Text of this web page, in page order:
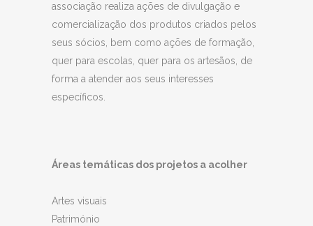
associação realiza ações de divulgação e
comercialização dos produtos criados pelos
seus sócios, bem como ações de formação,
quer para escolas, quer para os artesãos, de
forma a atender aos seus interesses
específicos.
Áreas temáticas dos projetos a acolher
Artes visuais
Património